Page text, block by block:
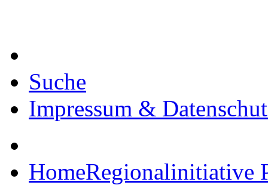
Suche
Impressum &
HomeRegionalinitiative